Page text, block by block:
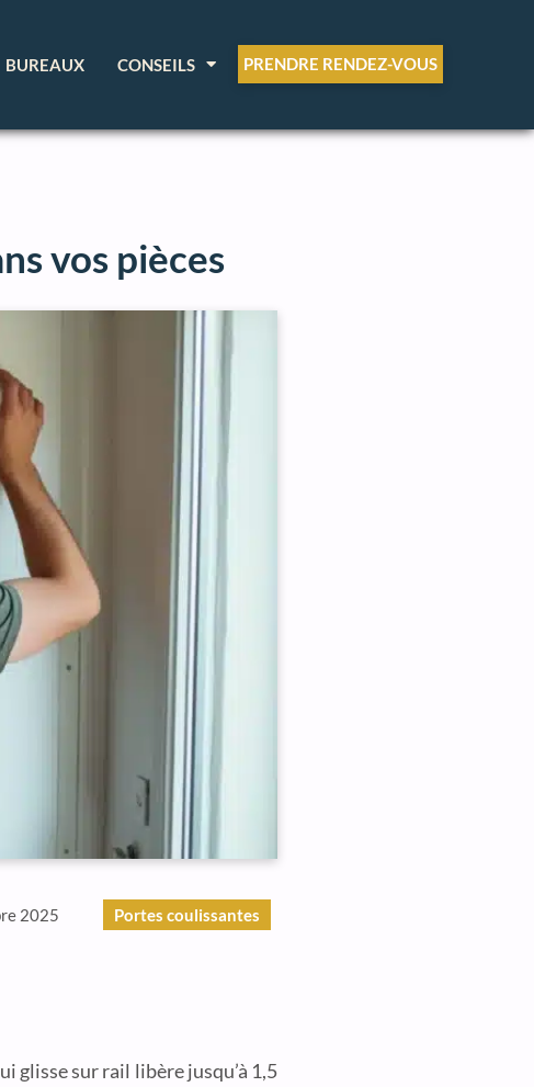
BUREAUX CONSEILS PRENDRE RENDEZ-VOUS
vos pièces
2025 Portes coulissantes
glisse sur rail libère jusqu’à 1,5